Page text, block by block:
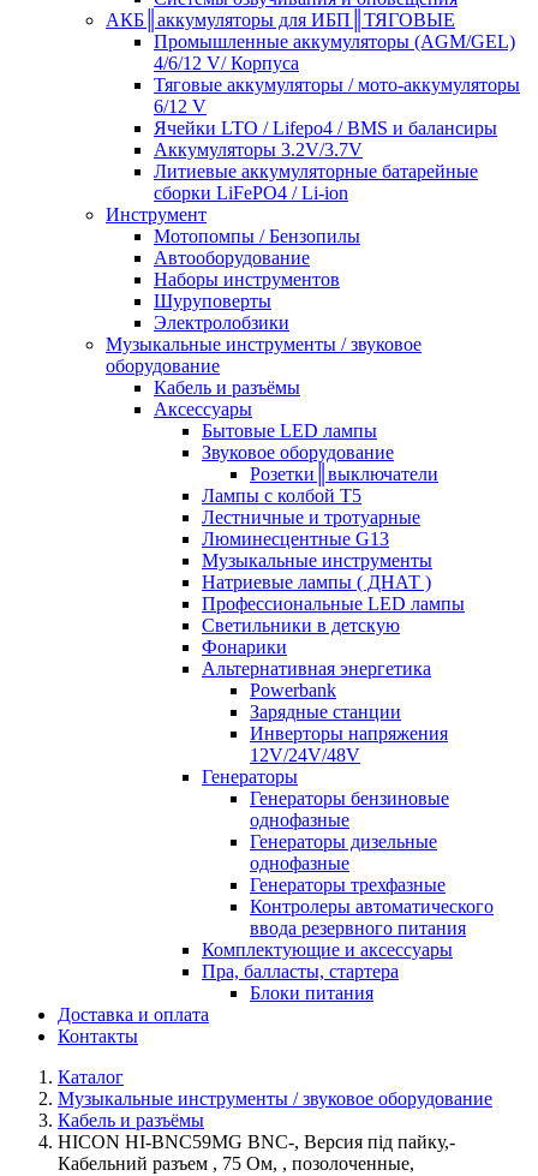
АКБ║аккумуляторы для ИБП║ТЯГОВЫЕ
Промышленные аккумуляторы (AGM/GEL)
4/6/12 V/ Корпуса
Тяговые аккумуляторы / мото-аккумуляторы
6/12 V
Ячейки LTO / Lifepo4 / BMS и балансиры
Аккумуляторы 3.2V/3.7V
Литиевые аккумуляторные батарейные
сборки LiFePO4 / Li-ion
Инструмент
Мотопомпы / Бензопилы
Автооборудование
Наборы инструментов
Шуруповерты
Электролобзики
Музыкальные инструменты / звуковое
оборудование
Кабель и разъёмы
Аксессуары
Бытовые LED лампы
Звуковое оборудование
Розетки║выключатели
Лампы с колбой Т5
Лестничные и тротуарные
Люминесцентные G13
Музыкальные инструменты
Натриевые лампы ( ДНАТ )
Профессиональные LED лампы
Светильники в детскую
Фонарики
Альтернативная энергетика
Powerbank
Зарядные станции
Инверторы напряжения
12V/24V/48V
Генераторы
Генераторы бензиновые
однофазные
Генераторы дизельные
однофазные
Генераторы трехфазные
Контролеры автоматического
ввода резервного питания
Комплектующие и аксессуары
Пра, балласты, стартера
Блоки питания
Доставка и оплата
Контакты
Каталог
Музыкальные инструменты / звуковое оборудование
Кабель и разъёмы
HICON HI-BNC59MG BNC-, Версия під пайку,-
Кабельний разъем , 75 Ом, , позолоченные,